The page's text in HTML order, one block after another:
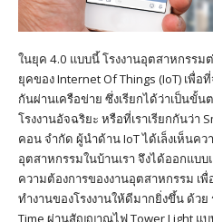
ในยุค 4.0 แบบนี้ โรงงานอุตสาหกรรม
ยุคของ Internet Of Things (IoT) เพื่
กันผ่านเครือข่าย ซึ่งเรียกได้ว่าเป็นขั้
โรงงานอัจฉริยะ หรือที่เราเรียกกันว่า
คอน จำกัด ผู้นำด้าน IoT ได้เล็งเห็น
อุตสาหกรรมในบ้านเรา จึงได้ออกแ
ความต้องการของงานอุตสาหกรรม เ
ทำงานของโรงงานให้ดีมากยิ่งขึ้น ด้วย
Time ผ่านสัญญาณไฟ Tower Light แบ